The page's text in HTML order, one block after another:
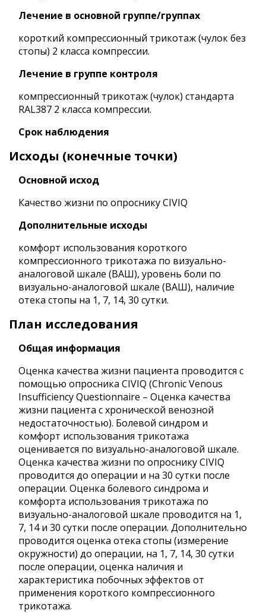
Лечение в основной группе/группах
короткий компрессионный трикотаж (чулок без
стопы) 2 класса компрессии.
Лечение в группе контроля
компрессионный трикотаж (чулок) стандарта
RAL387 2 класса компрессии.
Срок наблюдения
Исходы (конечные точки)
Основной исход
Качество жизни по опроснику CIVIQ
Дополнительные исходы
комфорт использования короткого
компрессионного трикотажа по визуально-
аналоговой шкале (ВАШ), уровень боли по
визуально-аналоговой шкале (ВАШ), наличие
отека стопы на 1, 7, 14, 30 сутки.
План исследования
Общая информация
Оценка качества жизни пациента проводится с
помощью опросника CIVIQ (Chronic Venous
Insufficiency Questionnaire – Оценка качества
жизни пациента с хронической венозной
недостаточностью). Болевой синдром и
комфорт использования трикотажа
оценивается по визуально-аналоговой шкале.
Оценка качества жизни по опроснику CIVIQ
проводится до операции и на 30 сутки после
операции. Оценка болевого синдрома и
комфорта использования трикотажа по
визуально-аналоговой шкале проводится на 1,
7, 14 и 30 сутки после операции. Дополнительно
проводится оценка отека стопы (измерение
окружности) до операции, на 1, 7, 14, 30 сутки
после операции, оценка наличия и
характеристика побочных эффектов от
применения короткого компрессионного
трикотажа.